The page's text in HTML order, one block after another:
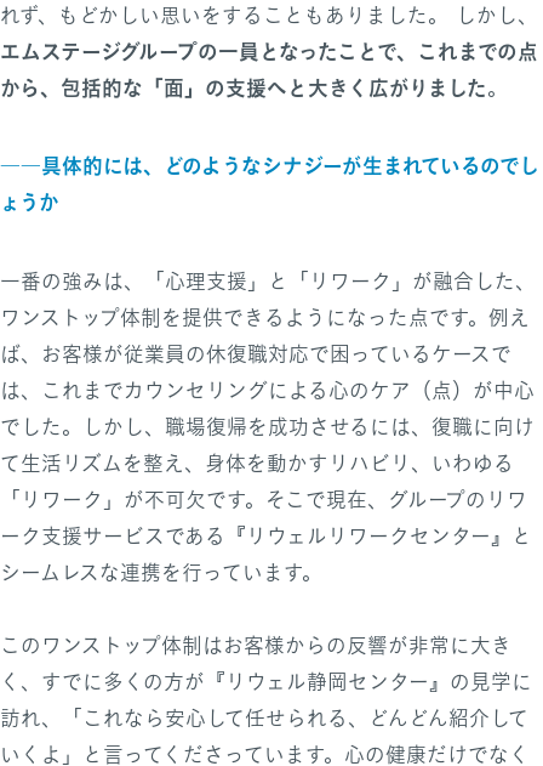
れず、もどかしい思いをすることもありました。 しかし、
エムステージグループの一員となったことで、これまでの点
から、包括的な「面」の支援へと大きく広がりました。
――具体的には、どのようなシナジーが生まれているのでし
ょうか
一番の強みは、「心理支援」と「リワーク」が融合した、
ワンストップ体制を提供できるようになった点です。例え
ば、お客様が従業員の休復職対応で困っているケースで
は、これまでカウンセリングによる心のケア（点）が中心
でした。しかし、職場復帰を成功させるには、復職に向け
て生活リズムを整え、身体を動かすリハビリ、いわゆる
「リワーク」が不可欠です。そこで現在、グループのリワ
ーク支援サービスである『リウェルリワークセンター』と
シームレスな連携を行っています。
このワンストップ体制はお客様からの反響が非常に大き
く、すでに多くの方が『リウェル静岡センター』の見学に
訪れ、「これなら安心して任せられる、どんどん紹介して
いくよ」と言ってくださっています。心の健康だけでなく